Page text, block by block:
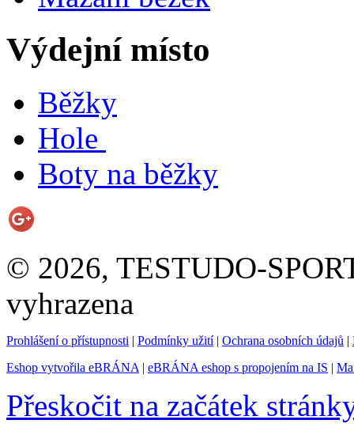
Výdejní místo
Běžky
Hole
Boty na běžky
© 2026, TESTUDO-
vyhrazena
Prohlášení o přístupnosti | Podmínky užití| Ochrana osobních údajů |
Eshop vytvořila eBRÁNA | eBRÁNA eshop s propojením na IS |
Přeskočit na začátek